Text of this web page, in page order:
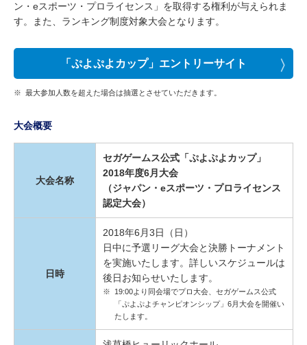
ン・eスポーツ・プロライセンス」を取得する権利が与えられま
す。また、ランキング制度対象大会となります。
「ぷよぷよカップ」エントリーサイト
※ 最大参加人数を超えた場合は抽選とさせていただきます。
大会概要
大会名称
セガゲームス公式「ぷよぷよカップ」
2018年度6月大会
（ジャパン・eスポーツ・プロライセンス
認定大会）
日時
2018年6月3日（日）
日中に予選リーグ大会と決勝トーナメント
を実施いたします。詳しいスケジュールは
後日お知らせいたします。
※
19:00より同会場でプロ大会、セガゲームス公式
「ぷよぷよチャンピオンシップ」6月大会を開催い
たします。